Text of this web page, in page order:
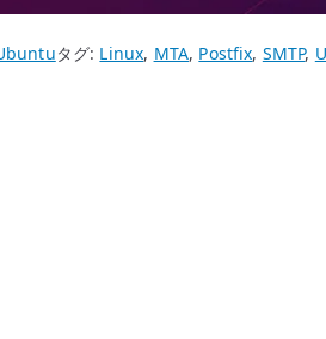
タグ: Linux, MTA, Postfix, SMTP,